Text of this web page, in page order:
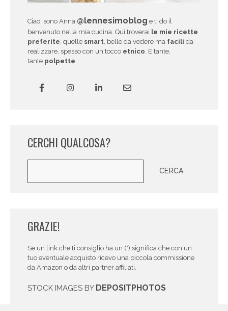
Ciao, sono Anna @lennesimoblog e ti do il
benvenuto nella mia cucina. Qui troverai le mie ricette
preferite, quelle smart, belle da vedere ma facili da
realizzare, spesso con un tocco etnico. E tante,
tante polpette.
CERCHI QUALCOSA?
CERCA
GRAZIE!
Se un link che ti consiglio ha un (*) significa che con un
tuo eventuale acquisto ricevo una piccola commissione
da Amazon o da altri partner affiliati.
STOCK IMAGES BY DEPOSITPHOTOS